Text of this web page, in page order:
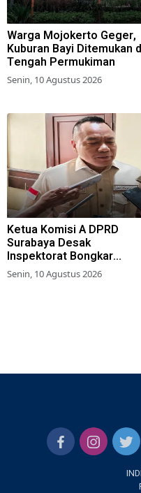
Warga Mojokerto Geger,
Kuburan Bayi Ditemukan
Tengah Permukiman
Senin, 10 Agustus 2026
Ketua Komisi A DPRD
Surabaya Desak
Inspektorat Bongkar
Jaringan Penipuan Loker
Pemkot
Senin, 10 Agustus 2026